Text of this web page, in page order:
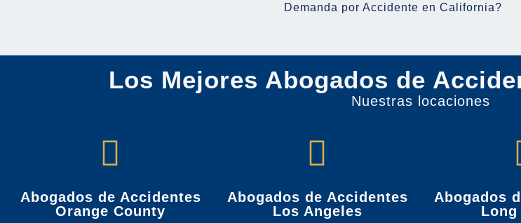
Demanda por Accidente en California?
Los Mejores Abogados de
Nuestras locaciones
Abogados de Accidentes
Orange County
Abogados de Accidentes
Los Angeles
Abogados
Long